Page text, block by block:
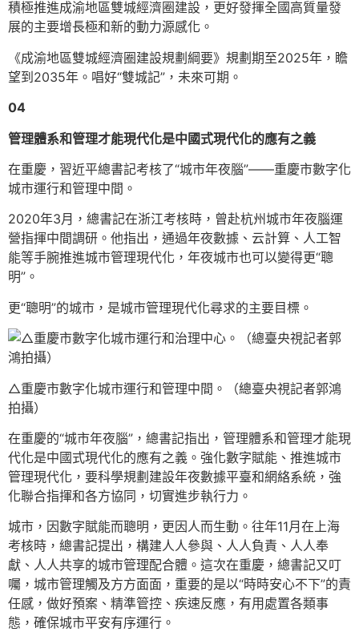
積極推進成渝地區雙城經濟圈建設，更好發揮全國高質量發
展的主要增長極和新的動力源感化。
《成渝地區雙城經濟圈建設規劃綱要》規劃期至2025年，瞻
望到2035年。唱好“雙城記”，未來可期。
04
管理體系和管理才能現代化是中國式現代化的應有之義
在重慶，習近平總書記考核了“城市年夜腦”——重慶市數字化
城市運行和管理中間。
2020年3月，總書記在浙江考核時，曾赴杭州城市年夜腦運
營指揮中間調研。他指出，通過年夜數據、云計算、人工智
能等手腕推進城市管理現代化，年夜城市也可以變得更“聰
明”。
更“聰明”的城市，是城市管理現代化尋求的主要目標。
△重慶市數字化城市運行和管理中間。（總臺央視記者郭鴻
拍攝）
在重慶的“城市年夜腦”，總書記指出，管理體系和管理才能現
代化是中國式現代化的應有之義。強化數字賦能、推進城市
管理現代化，要科學規劃建設年夜數據平臺和網絡系統，強
化聯合指揮和各方協同，切實進步執行力。
城市，因數字賦能而聰明，更因人而生動。往年11月在上海
考核時，總書記提出，構建人人參與、人人負責、人人奉
獻、人人共享的城市管理配合體。這次在重慶，總書記又叮
囑，城市管理觸及方方面面，重要的是以“時時安心不下”的責
任感，做好預案、精準管控、疾速反應，有用處置各類事
態，確保城市平安有序運行。